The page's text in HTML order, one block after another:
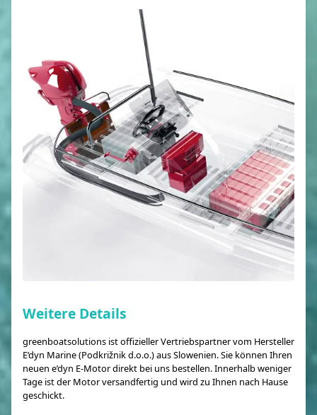
Weitere Details
greenboatsolutions ist offizieller Vertriebspartner vom Hersteller
E’dyn Marine (Podkrižnik d.o.o.) aus Slowenien. Sie können Ihren
neuen e’dyn E-Motor direkt bei uns bestellen. Innerhalb weniger
Tage ist der Motor versandfertig und wird zu Ihnen nach Hause
geschickt.